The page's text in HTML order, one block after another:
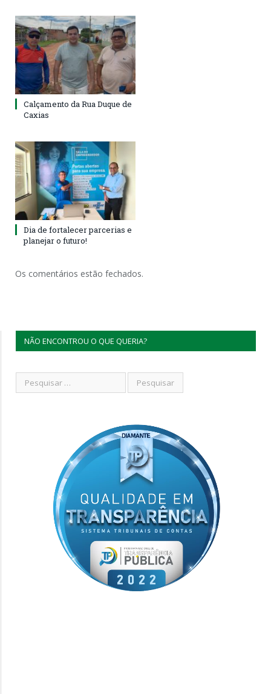
Calçamento da Rua Duque de
Caxias
Dia de fortalecer parcerias e
planejar o futuro!
Os comentários estão fechados.
NÃO ENCONTROU O QUE QUERIA?